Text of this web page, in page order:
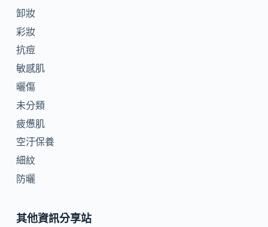
卸妝
彩妝
抗痘
敏感肌
曬傷
未分類
疲憊肌
空汙保養
細紋
防曬
其他資訊分享站